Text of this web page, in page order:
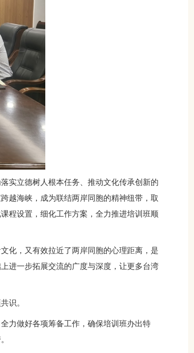
实立德树人根本任务、推动文化传承创新的
越海峡，成为联结两岸同胞的精神纽带，取
程设置，细化工作方案，全力推进培训班顺
化，又有效拉近了两岸同胞的心理距离，是
进一步拓展交流的广度与深度，让更多台湾
识。
力做好各项筹备工作，确保培训班办出特